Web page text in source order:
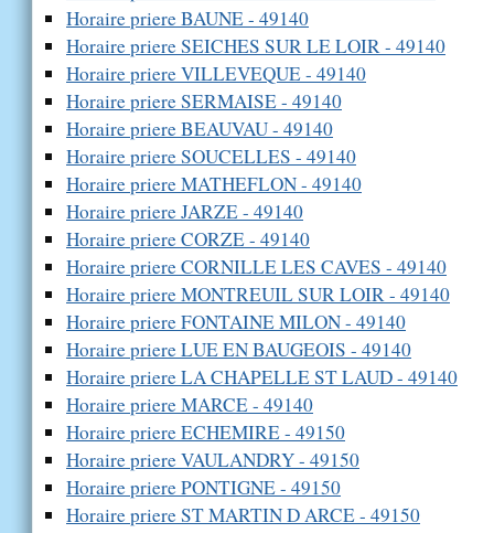
Horaire priere BAUNE - 49140
Horaire priere SEICHES SUR LE LOIR - 49140
Horaire priere VILLEVEQUE - 49140
Horaire priere SERMAISE - 49140
Horaire priere BEAUVAU - 49140
Horaire priere SOUCELLES - 49140
Horaire priere MATHEFLON - 49140
Horaire priere JARZE - 49140
Horaire priere CORZE - 49140
Horaire priere CORNILLE LES CAVES - 49140
Horaire priere MONTREUIL SUR LOIR - 49140
Horaire priere FONTAINE MILON - 49140
Horaire priere LUE EN BAUGEOIS - 49140
Horaire priere LA CHAPELLE ST LAUD - 49140
Horaire priere MARCE - 49140
Horaire priere ECHEMIRE - 49150
Horaire priere VAULANDRY - 49150
Horaire priere PONTIGNE - 49150
Horaire priere ST MARTIN D ARCE - 49150